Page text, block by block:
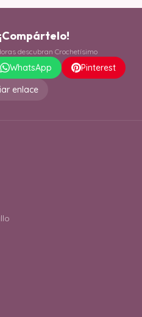
descubran Crochetísimo
WhatsApp
Pinterest
enlace